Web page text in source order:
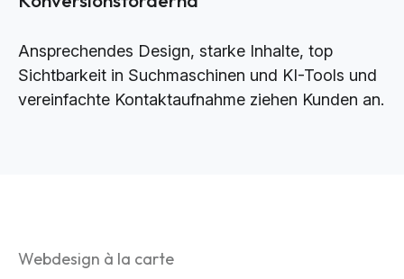
Ansprechendes Design, starke Inhalte, top
Sichtbarkeit in Suchmaschinen und KI-Tools und
vereinfachte Kontaktaufnahme ziehen Kunden an.
Webdesign à la carte